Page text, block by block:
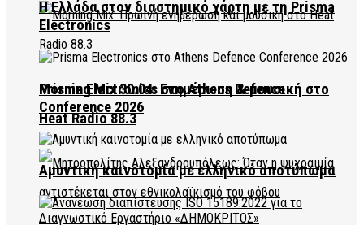
Morning Mix 30.04: Ενημέρωση & μουσική στο
Heat Radio 88.3
Η Ελλάδα στον διαστημικό χάρτη με τη Prisma
Electronics
Prisma Electronics στο Athens Defence
Conference 2026
Αμυντική καινοτομία με ελληνικό αποτύπωμα